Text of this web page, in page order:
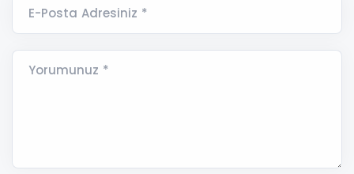
E-Posta Adresiniz *
Yorumunuz *